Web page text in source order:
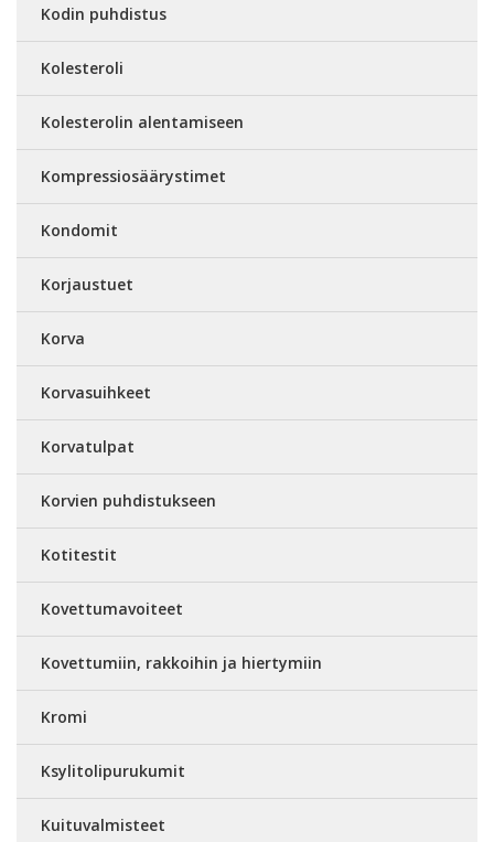
Kodin puhdistus
Kolesteroli
Kolesterolin alentamiseen
Kompressiosäärystimet
Kondomit
Korjaustuet
Korva
Korvasuihkeet
Korvatulpat
Korvien puhdistukseen
Kotitestit
Kovettumavoiteet
Kovettumiin, rakkoihin ja hiertymiin
Kromi
Ksylitolipurukumit
Kuituvalmisteet